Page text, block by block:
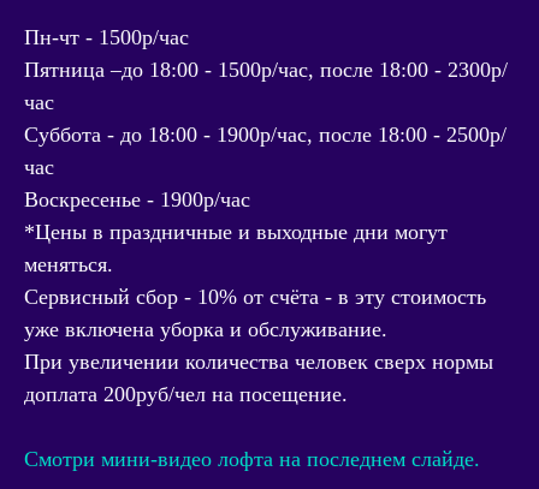
Пн-чт - 1500р/час
Пятница –до 18:00 - 1500р/час, после 18:00 - 2300р/
час
Суббота - до 18:00 - 1900р/час, после 18:00 - 2500р/
час
Воскресенье - 1900р/час
*Цены в праздничные и выходные дни могут
меняться.
Сервисный сбор - 10% от счёта - в эту стоимость
уже включена уборка и обслуживание.
При увеличении количества человек сверх нормы
доплата 200руб/чел на посещение.
Смотри мини-видео лофта на последнем слайде.